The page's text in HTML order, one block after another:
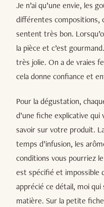
Je n’ai qu’une envie, les
différentes compositions,
sentent très bon.
la pièce et c’est
très jolie. On a de vraies
cela donne confiance et
Pour la dégustation,
d’une fiche explicative
savoir sur votre produit.
temps d’infusion, les
conditions vous pourriez
est spécifié et impossible
apprécié ce détail, moi
matière. Sur la petite